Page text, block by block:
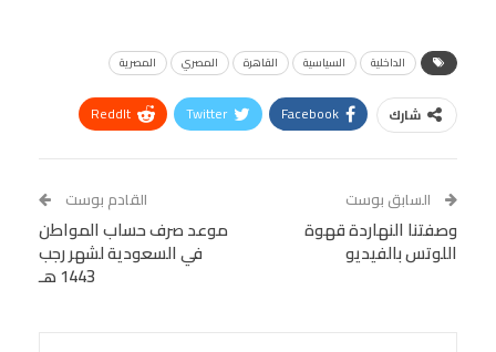
الداخلية السياسية القاهرة المصري المصرية
شارك Facebook
Twitter
ReddIt
Tumblr
البريد الإلكتروني
StumbleUpon
VK
Digg
BlackBerry
Viber
السابق بوست
وصفتنا النهاردة قهوة
اللوتس بالفيديو
القادم بوست
موعد صرف حساب المواطن
في السعودية لشهر رجب
1443 هـ